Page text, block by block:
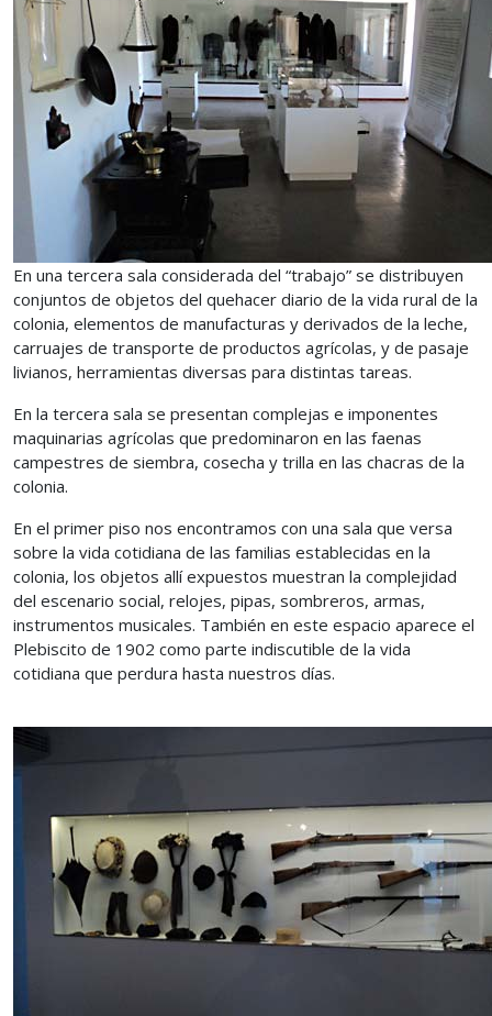
En una tercera sala considerada del “trabajo” se distribuyen
conjuntos de objetos del quehacer diario de la vida rural de la
colonia, elementos de manufacturas y derivados de la leche,
carruajes de transporte de productos agrícolas, y de pasaje
livianos, herramientas diversas para distintas tareas.
En la tercera sala se presentan complejas e imponentes
maquinarias agrícolas que predominaron en las faenas
campestres de siembra, cosecha y trilla en las chacras de la
colonia.
En el primer piso nos encontramos con una sala que versa
sobre la vida cotidiana de las familias establecidas en la
colonia, los objetos allí expuestos muestran la complejidad
del escenario social, relojes, pipas, sombreros, armas,
instrumentos musicales. También en este espacio aparece el
Plebiscito de 1902 como parte indiscutible de la vida
cotidiana que perdura hasta nuestros días.